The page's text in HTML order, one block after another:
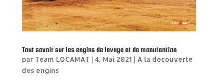
Tout savoir sur les engins de levage et de manutention
par Team LOCAMAT| 4, Mai 2021 | À la découverte
des engins